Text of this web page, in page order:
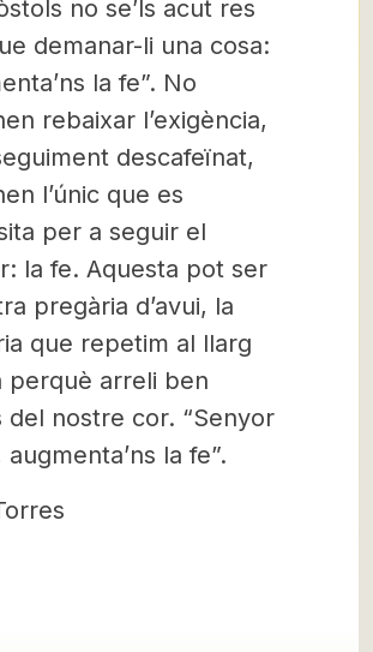
no se’ls acut res
demanar-li una cosa:
la fe”. No
rebaixar l’exigència,
descafeïnat,
l’únic que es
per a seguir el
la fe. Aquesta pot ser
pregària d’avui, la
que repetim al llarg
perquè arreli ben
del nostre cor. “Senyor
la fe”.